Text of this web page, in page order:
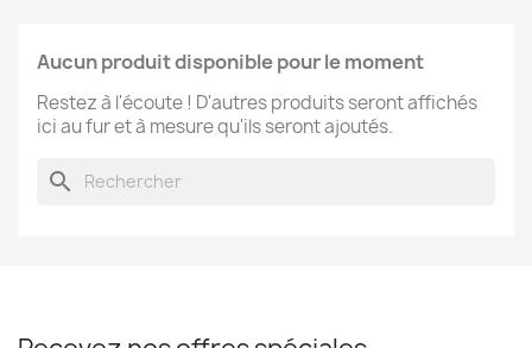
Aucun produit disponible pour le moment
Restez à l'écoute ! D'autres produits seront affichés
ici au fur et à mesure qu'ils seront ajoutés.
search